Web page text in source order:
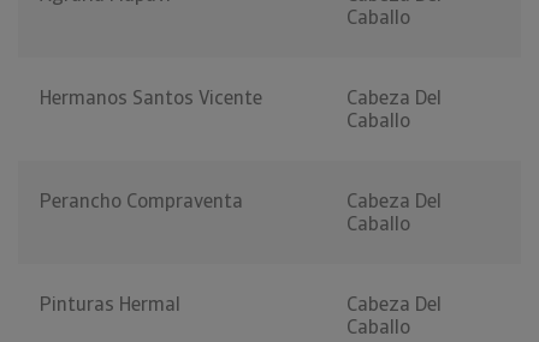
Caballo
Hermanos Santos Vicente
Cabeza Del
Caballo
Perancho Compraventa
Cabeza Del
Caballo
Pinturas Hermal
Cabeza Del
Caballo